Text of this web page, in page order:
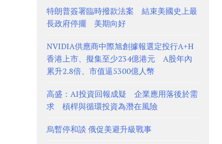
特朗普簽署臨時撥款法案 結束美國史上最
長政府停擺 美期向好
NVIDIA供應商中際旭創據報選定投行A+H
香港上市、擬集至少234億港元 A股年內
累升2.8倍、市值逼5300億人幣
高盛：AI投資回報成疑 企業應用落後於需
求 槓桿與循環投資為潛在風險
烏暫停和談 俄促美避升級戰事